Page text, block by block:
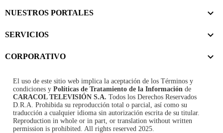
NUESTROS PORTALES
SERVICIOS
CORPORATIVO
El uso de este sitio web implica la aceptación de los Términos y
condiciones y Políticas de Tratamiento de la Información de
CARACOL TELEVISIÓN S.A. Todos los Derechos Reservados
D.R.A. Prohibida su reproducción total o parcial, así como su
traducción a cualquier idioma sin autorización escrita de su titular.
Reproduction in whole or in part, or translation without written
permission is prohibited. All rights reserved 2025.